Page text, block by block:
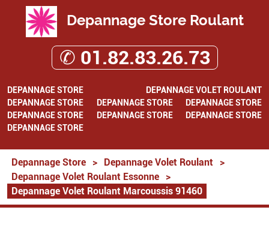
Depannage Store Roulant
✆ 01.82.83.26.73
DEPANNAGE STORE
DEPANNAGE VOLET ROULANT
DEPANNAGE STORE
DEPANNAGE STORE
DEPANNAGE STORE
DEPANNAGE STORE
DEPANNAGE STORE
DEPANNAGE STORE
DEPANNAGE STORE
Depannage Store > Depannage Volet Roulant
>
Depannage Volet Roulant Essonne
>
Depannage Volet Roulant Marcoussis 91460